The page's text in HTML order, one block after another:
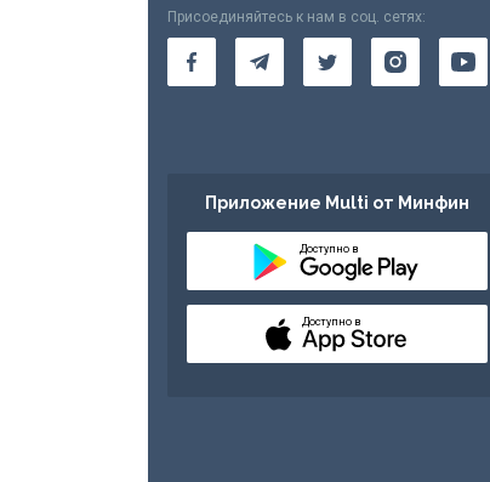
Присоединяйтесь к нам в соц. сетях:
Приложение Multi от Минфин
Доступно в
Доступно в